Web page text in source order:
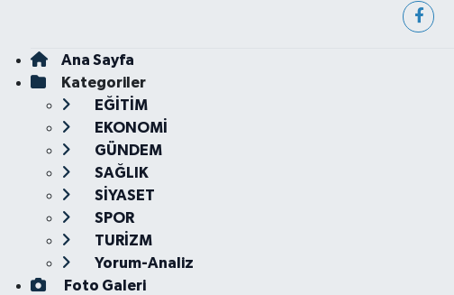
Ana Sayfa
Kategoriler
EĞİTİM
EKONOMİ
GÜNDEM
SAĞLIK
SİYASET
SPOR
TURİZM
Yorum-Analiz
Foto Galeri